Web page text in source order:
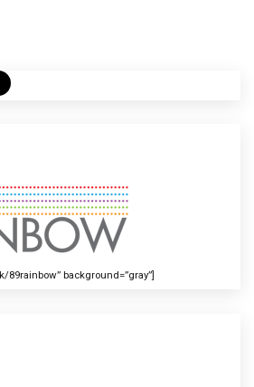
background=”gray”]